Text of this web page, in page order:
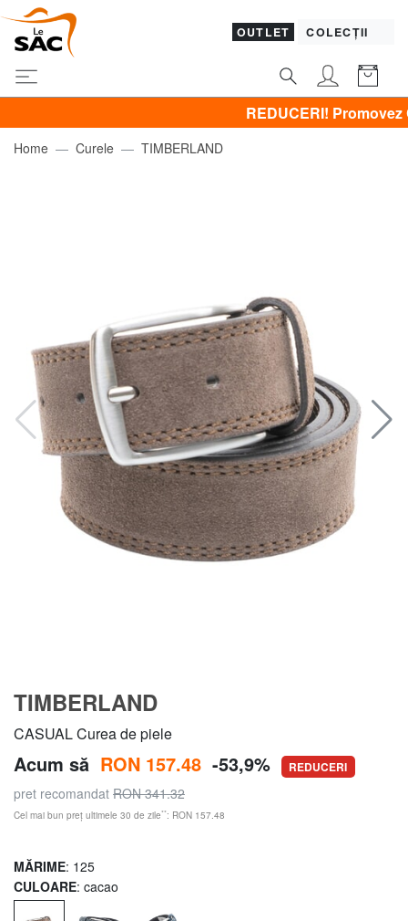
OUTLET COLECȚII
REDUCERI! Promovez
Home Curele TIMBERLAND
TIMBERLAND
CASUAL Curea de piele
Acum să RON 157.48 -53,9% REDUCERI
pret recomandat RON 341.32
Cel mai bun preț ultimele 30 de zile**: RON 157.48
MĂRIME: 125
CULOARE: cacao